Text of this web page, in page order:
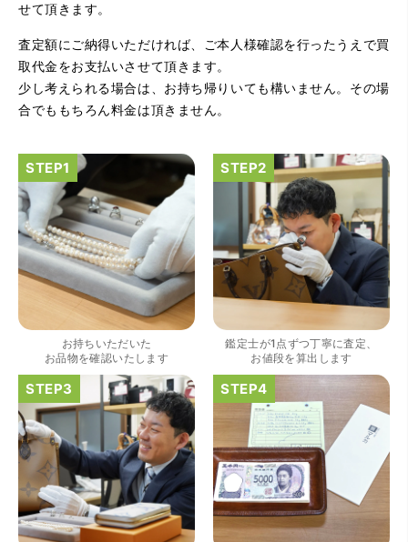
（大阪府大阪市）とてもプロな鑑定士さんがいて的確にア
ドバイスや買取りを暖かい人柄で行ってくれます。 親切に
なって頂いてありがとうございます! お店の雰囲気もやらし
さがなく、とても入ってゆっくりできる落ちついた敷居の
高いお店です。また鑑定士さんに会いたいです。
（大阪府大阪市）きれいにして頂いたうえで質入れ金額を
出していただいたのが初めてで感動しました。
（大阪府大阪市）すごく丁寧に対応して頂きました。 ホー
ムページの皆様の評価がとても良かったので、質屋自体初
せて頂きます。
査定額にご納得いただければ、ご本人様確認を行ったうえで買
取代金をお支払いさせて頂きます。
少し考えられる場合は、お持ち帰りいても構いません。その場
合でももちろん料金は頂きません。
お持ちいただいた
お品物を確認いたします
鑑定士が1点ずつ丁寧に査定、
お値段を算出します